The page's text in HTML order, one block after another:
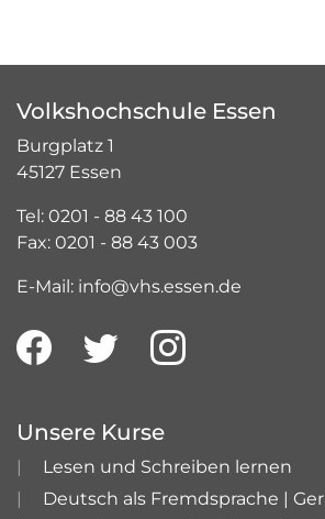
Volkshochschule Essen
Burgplatz 1
45127 Essen
Tel: 0201 - 88 43 100
Fax: 0201 - 88 43 003
E-Mail: info@vhs.essen.de
Unsere Kurse
Lesen und Schreiben lernen
Deutsch als Fremdsprache |